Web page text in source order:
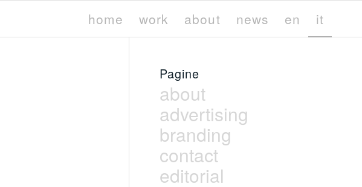
home work about news en it
Pagine
about
advertising
branding
contact
editorial